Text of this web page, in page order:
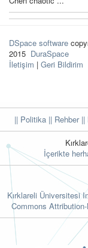
DSpace software
2015 DuraSpace
İletişim | Geri Bildirim
|| Politika || Rehber||
İçerikte
Kırklareli Üniversitesi
Commons